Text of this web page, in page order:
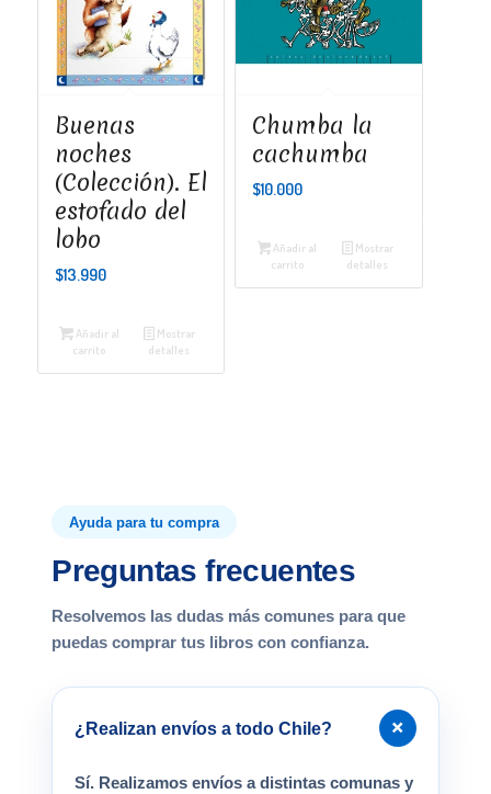
Buenas
noches
(Colección). El
estofado del
lobo
$13.990
Añadir al
carrito
Mostrar
detalles
Chumba la
cachumba
$10.000
Añadir al
carrito
Mostrar
detalles
Ayuda para tu compra
Preguntas frecuentes
Resolvemos las dudas más comunes para que
puedas comprar tus libros con confianza.
¿Realizan envíos a todo Chile? +
Sí. Realizamos envíos a distintas comunas y